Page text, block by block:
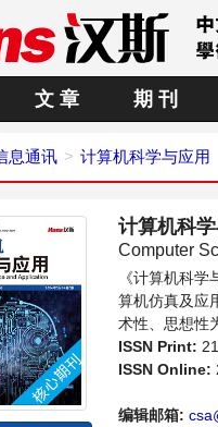
文 章 期 刊
息通讯 计算机科学与应用
计算机科
Computer
《计算机科
算机仿真及应
术性、思想性
同方向问题与
ISSN Print:
ISSN Online:
编辑邮箱: